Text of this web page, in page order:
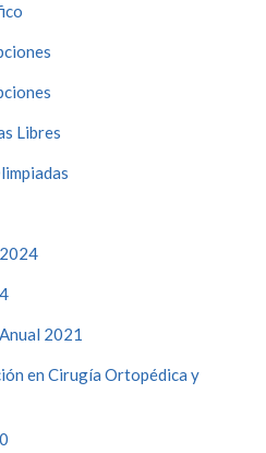
Libres
2021
en Cirugía Ortopédica y